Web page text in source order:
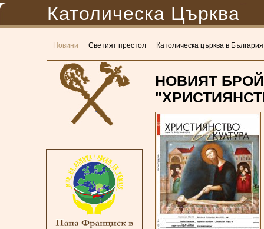
Католическа Църква
Новини Светият престол Католическа църква в България
НОВИЯТ